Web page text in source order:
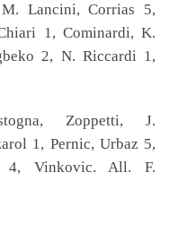
Lancini, Corrias 5,
1, Cominardi, K.
2, N. Riccardi 1,
Zoppetti, J.
1, Pernic, Urbaz 5,
4, Vinkovic. All. F.